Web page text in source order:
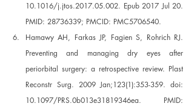
10.1016/j.jtos.2017.05.002. Epub 2017 Jul 20.
PMID: 28736339; PMCID: PMC5706540.
Hamawy AH, Farkas JP, Fagien S, Rohrich RJ.
Preventing and managing dry eyes after
periorbital surgery: a retrospective review. Plast
Reconstr Surg. 2009 Jan;123(1):353-359. doi:
10.1097/PRS.0b013e31819346ea. PMID: